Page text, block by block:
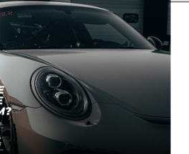
Borracha (pneus).
13cm x 7cm.